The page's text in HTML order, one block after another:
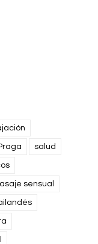
salud
sensual